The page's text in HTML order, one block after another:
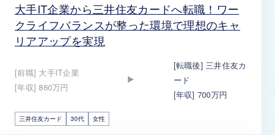
大手IT企業から三井住友カードへ転職！ワー
クライフバランスが整った環境で理想のキャ
リアアップを実現
[前職] 大手IT企業
[年収] 860万円
[転職後] 三井住友カ
ード
[年収] 700万円
三井住友カード 30代 女性